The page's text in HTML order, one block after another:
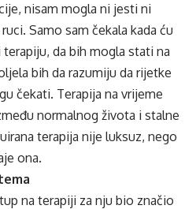
nisam mogla ni jesti ni
Samo sam čekala kada ću
da bih mogla stati na
bih da razumiju da rijetke
čekati. Terapija na vrijeme
normalnog života i stalne
terapija nije luksuz, nego
ona.
na terapiji za nju bio značio